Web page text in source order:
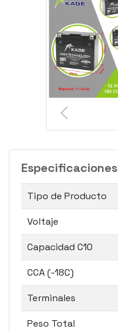
Especificaciones
Tipo de Producto
Voltaje
Capacidad C10
CCA (-18C)
Terminales
Peso Total